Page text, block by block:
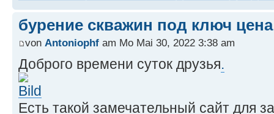
бурение скважин под ключ цена
von Antoniophf am Mo Mai 30, 2022 3:38 am
Доброго времени суток друзья.
Есть такой замечательный сайт для